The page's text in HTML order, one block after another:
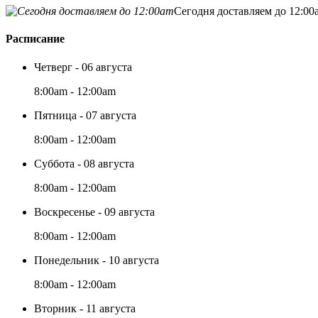
Сегодня доставляем до
Расписание
Четверг - 06 августа
8:00am - 12:00am
Пятница - 07 августа
8:00am - 12:00am
Суббота - 08 августа
8:00am - 12:00am
Воскресенье - 09 августа
8:00am - 12:00am
Понедельник - 10 августа
8:00am - 12:00am
Вторник - 11 августа